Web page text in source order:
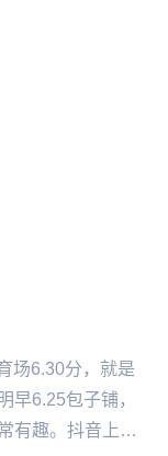
场6.30分，就是
早6.25包子铺，
有趣。抖音上有